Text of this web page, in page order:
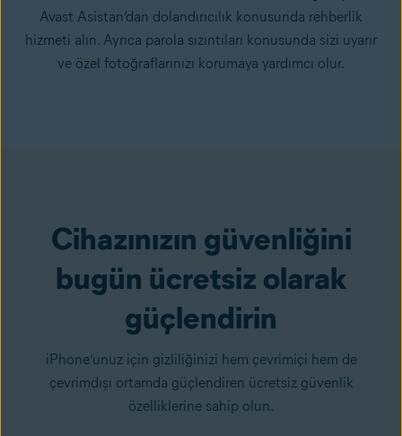
Avast Asistan’dan dolandırıcılık konusunda rehberlik
hizmeti alın. Ayrıca parola sızıntıları konusunda sizi uyarır
ve özel fotoğraflarınızı korumaya yardımcı olur.
Cihazınızın güvenliğini
bugün ücretsiz olarak
güçlendirin
iPhone’unuz için gizliliğinizi hem çevrimiçi hem de
çevrimdışı ortamda güçlendiren ücretsiz güvenlik
özelliklerine sahip olun.